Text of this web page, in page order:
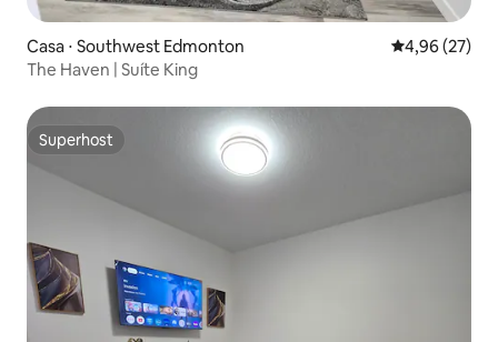
Casa ⋅ Southwest Edmonton 4,96 de uma
4,96 (27)
The Haven | Suíte King
Superhost
Superhost